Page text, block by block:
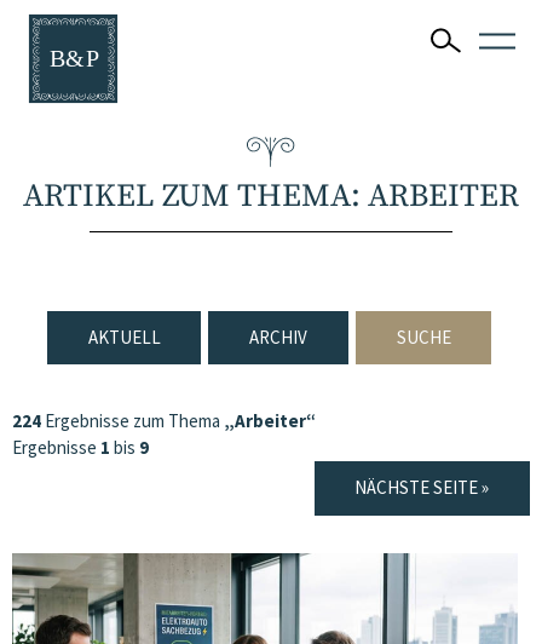
ARTIKEL ZUM THEMA: ARBEITER
AKTUELL ARCHIV SUCHE
224 Ergebnisse zum Thema „Arbeiter“
Ergebnisse 1 bis 9
NÄCHSTE SEITE »